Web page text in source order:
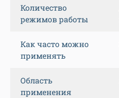
Количество
режимов работы
Как часто можно
применять
Область
применения